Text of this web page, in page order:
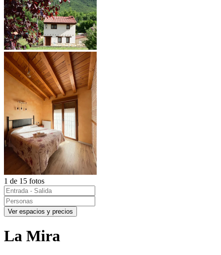
1 de 15 fotos
Ver espacios y precios
La Mira